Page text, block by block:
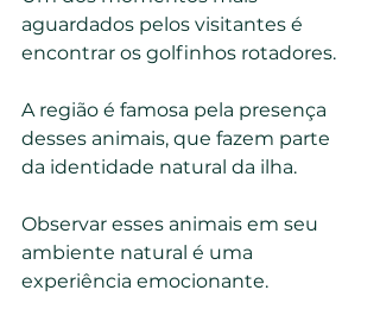
aguardados pelos visitantes é
encontrar os golfinhos rotadores.
A região é famosa pela presença
desses animais, que fazem parte
da identidade natural da ilha.
Observar esses animais em seu
ambiente natural é uma
experiência emocionante.